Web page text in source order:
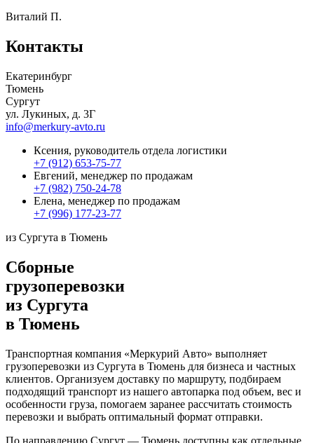
Виталий П.
Контакты
Екатеринбург
Тюмень
Сургут
ул. Лукиных, д. 3Г
info@merkury-avto.ru
Ксения, руководитель отдела логистики
+7 (912) 653-75-77
Евгений, менеджер по продажам
+7 (982) 750-24-78
Елена, менеджер по продажам
+7 (996) 177-23-77
из Сургута в Тюмень
Сборные
грузоперевозки
из Сургута
в Тюмень
Транспортная компания «Меркурий Авто» выполняет
грузоперевозки из Сургута в Тюмень для бизнеса и частных
клиентов. Организуем доставку по маршруту, подбираем
подходящий транспорт из нашего автопарка под объем, вес и
особенности груза, помогаем заранее рассчитать стоимость
перевозки и выбрать оптимальный формат отправки.
По направлению Сургут — Тюмень доступны как отдельные